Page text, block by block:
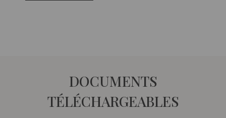
DOCUMENTS
TÉLÉCHARGEABLES